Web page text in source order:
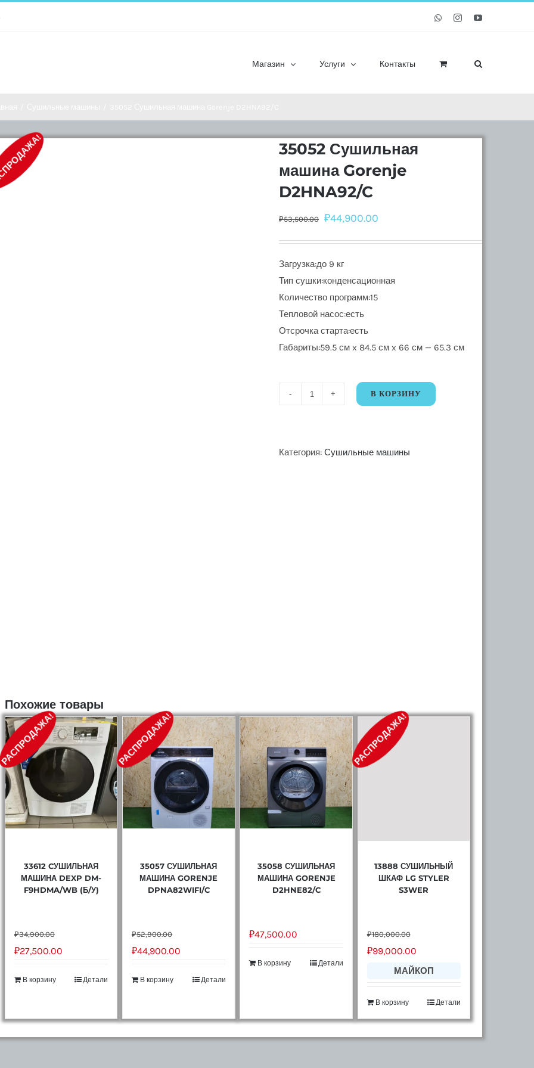
WhatsappInstagramYouTube
Магазин Услуги Контакты
35052 Сушильная
машина Gorenje
D2HNA92/C
₽53,500.00 ₽44,900.00
Загрузка:до 9 кг
Тип сушки:конденсационная
Количество программ:15
Тепловой насос:есть
Отсрочка старта:есть
Габариты:59.5 см x 84.5 см x 66 см — 65.3 см
Количество
машина
В КОРЗИНУ
Категория:Сушильные машины
Похожие товары
РАСПРОДАЖА!
33612 CУШИЛЬНАЯ
МАШИНА DEXP DM-
F9HDMA/WB (Б/У)
₽34,900.00
₽27,500.00
В корзину Детали
РАСПРОДАЖА!
35057 СУШИЛЬНАЯ
МАШИНА GORENJE
DPNA82WIFI/C
₽52,900.00
₽44,900.00
В корзину Детали
35058 СУШИЛЬНАЯ
МАШИНА GORENJE
D2HNE82/C
₽47,500.00
В корзину Детали
РАСПРОДАЖА!
13888 СУШИЛЬНЫЙ
ШКАФ LG STYLER
S3WER
₽180,000.00
₽99,000.00
МАЙКОП
В корзину Детали